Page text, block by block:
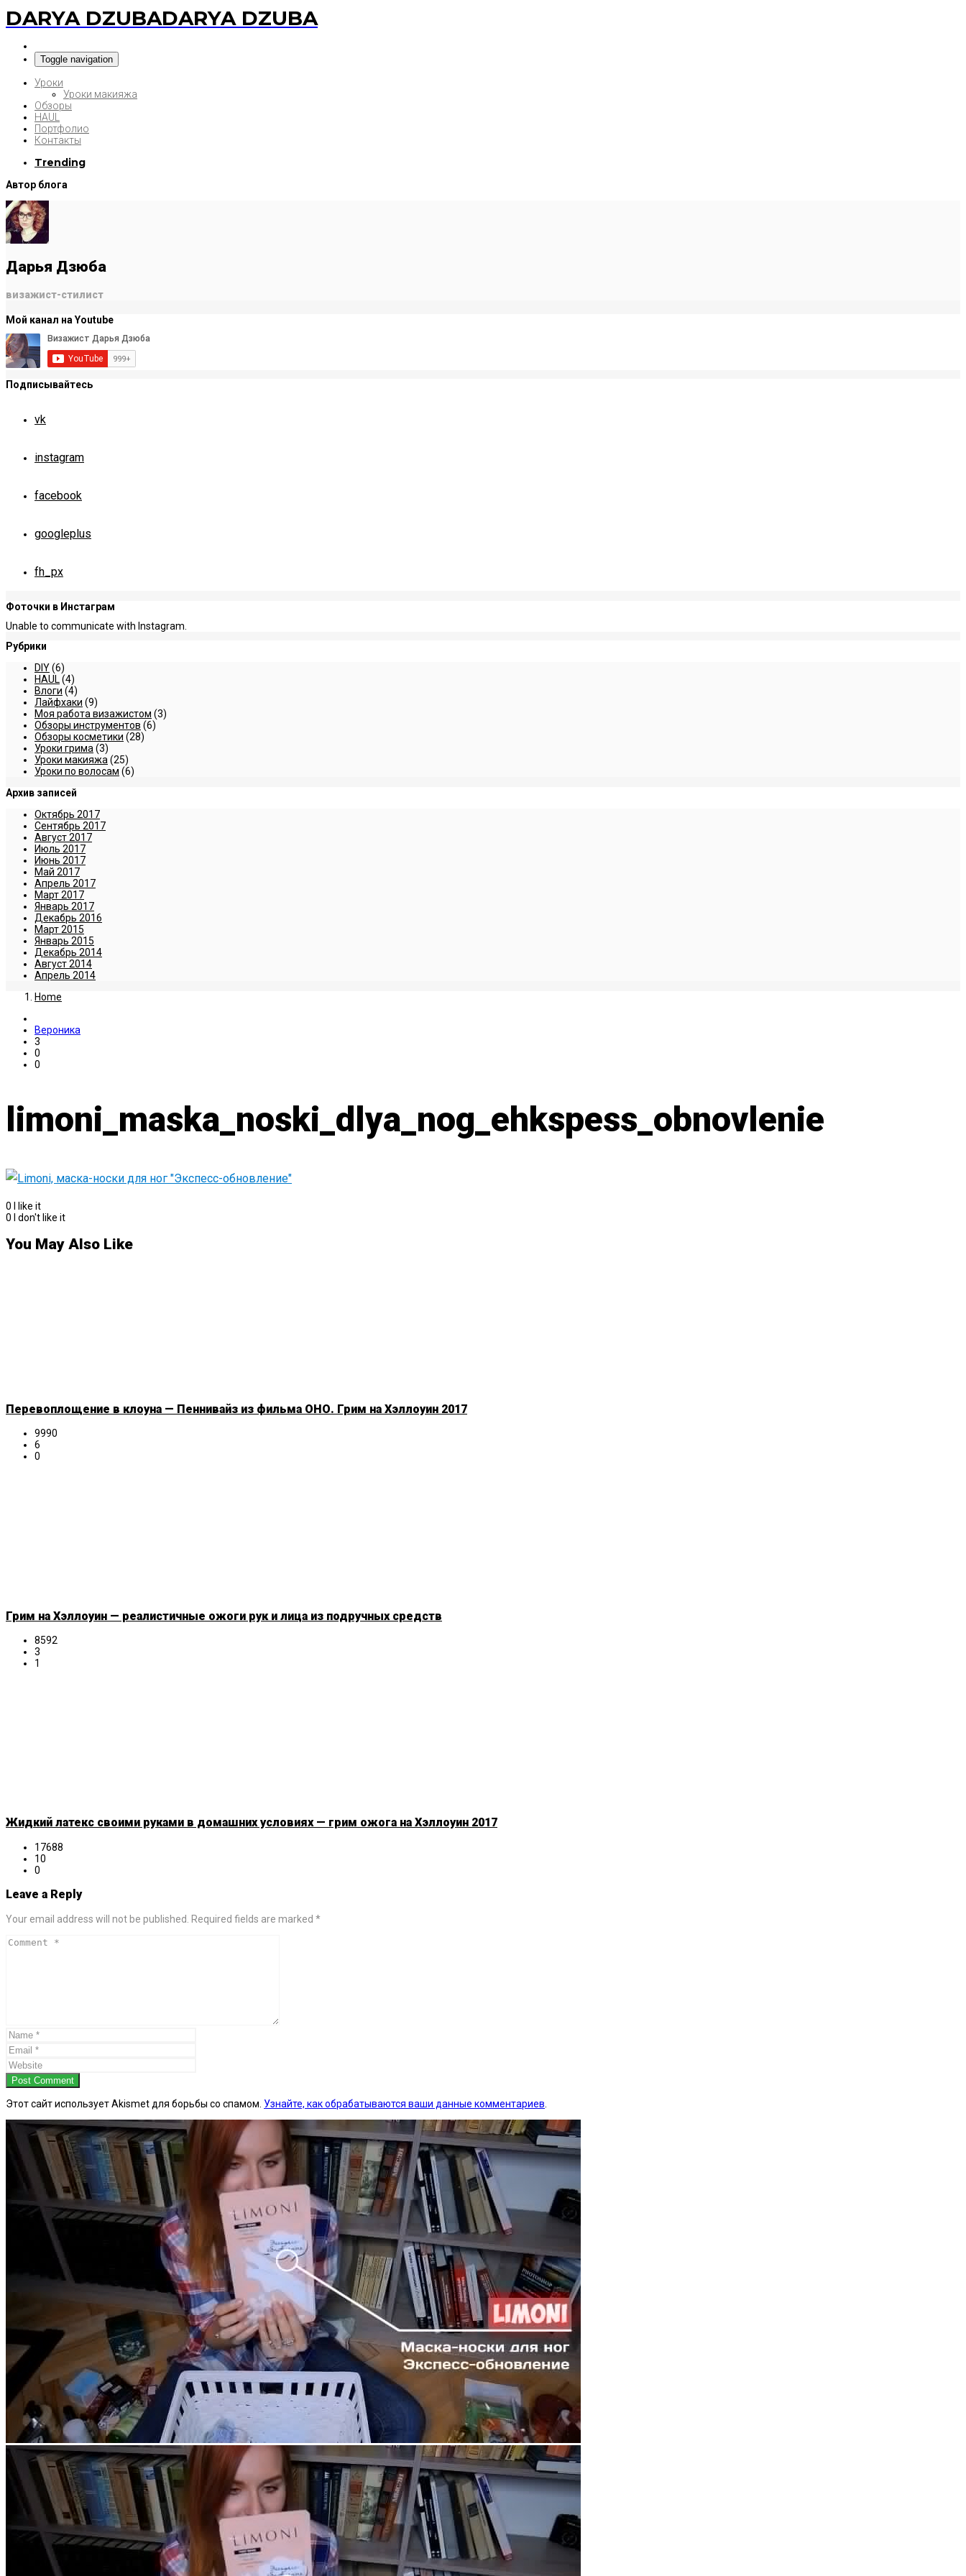
DARYA DZUBADARYA DZUBA
Toggle navigation
Уроки
Уроки макияжа
Обзоры
HAUL
Портфолио
Контакты
Trending
Автор блога
Дарья Дзюба
визажист-стилист
Мой канал на Youtube
Подписывайтесь
vk
instagram
facebook
googleplus
fh_px
Фоточки в Инстаграм
Unable to communicate with Instagram.
Рубрики
DIY(6)
HAUL (4)
Влоги (4)
Лайфхаки (9)
Моя работа визажистом (3)
Обзоры инструментов (6)
Обзоры косметики (28)
Уроки грима (3)
Уроки макияжа (25)
Уроки по волосам (6)
Архив записей
Октябрь 2017
Сентябрь 2017
Август 2017
Июль 2017
Июнь 2017
Май 2017
Апрель 2017
Март 2017
Январь 2017
Декабрь 2016
Март 2015
Январь 2015
Декабрь 2014
Август 2014
Апрель 2014
Home
Вероника
3
0
0
limoni_maska_noski_dlya_nog_ehkspess_obnovlenie
0
I like it
0
I don't like it
You May Also Like
Перевоплощение в клоуна — Пеннивайз из фильма ОНО. Грим на Хэллоуин 2017
9990
6
0
Грим на Хэллоуин — реалистичные ожоги рук и лица из подручных средств
8592
3
1
Жидкий латекс своими руками в домашних условиях — грим ожога на Хэллоуин 2017
17688
10
0
Leave a Reply
Your email address will not be published. Required fields are marked *
Post Comment
Этот сайт использует Akismet для борьбы со спамом. Узнайте, как обрабатываются ваши данные комментариев